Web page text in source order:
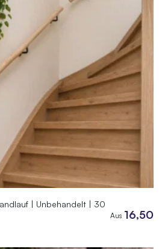
| Unbehandelt | 30
Aus 16,50